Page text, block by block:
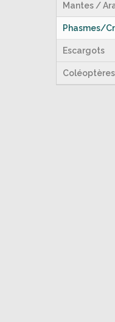
Mantes /
Phasmes/
Escargots